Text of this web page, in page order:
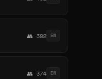
👥 392 EN
👥 374 EN